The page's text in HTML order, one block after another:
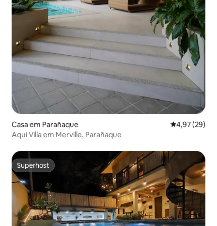
Casa em Parañaque Classificação
4,97 (29)
Aqui Villa em Merville, Parañaque
Superhost
Superhost